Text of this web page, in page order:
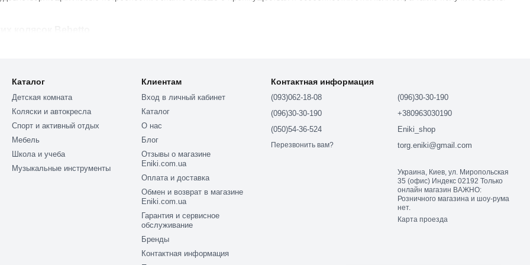
мягкими амортизационными системами и регулируемыми ремнями безопасности.
и моделей позволяет подобрать коляску по вашему вкусу.
трансформироваться из прогулочных в спальные, что делает их идеальными для длительных прогулок.
складывание позволяют экономить время и место.
доверие родителей благодаря своим инновациям и качеству. Рассмотрим подробнее, что делает эти коляски столь
Каталог
Детская комната
Коляски и автокресла
Спорт и активный отдых
Мебель
Школа и учеба
Музыкальные инструменты
Клиентам
Вход в личный кабинет
Каталог
О нас
Блог
Отзывы о магазине
Eniki.com.ua
Оплата и доставка
Обмен и возврат в магазине
Eniki.com.ua
Гарантия и сервисное
обслуживание
Бренды
Контактная информация
Контактная информация
(093)062-18-08
(096)30-30-190
(050)54-36-524
Перезвонить вам?
(096)30-30-190
+380963030190
Eniki_shop
torg.eniki@gmail.com
Украина, Киев, ул. Миропольская
35 (офис) Индекс 02192 Только
онлайн магазин ВАЖНО:
Розничного магазина и шоу-рума
нет.
Карта проезда